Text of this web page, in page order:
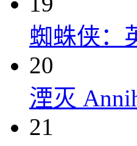
蜘蛛侠：
20
湮灭
21